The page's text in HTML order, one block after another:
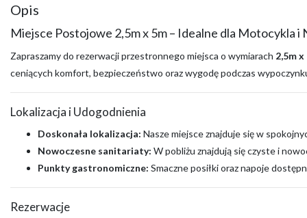
Opis
Miejsce Postojowe 2,5m x 5m – Idealne dla Motocykla i
Zapraszamy do rezerwacji przestronnego miejsca o wymiarach 2,5m x
ceniących komfort, bezpieczeństwo oraz wygodę podczas
Lokalizacja i Udogodnienia
Doskonała lokalizacja: Nasze miejsce znajduje się w
Nowoczesne sanitariaty: W pobliżu znajdują się czyste i
Punkty gastronomiczne: Smaczne posiłki oraz napoje
Rezerwacje